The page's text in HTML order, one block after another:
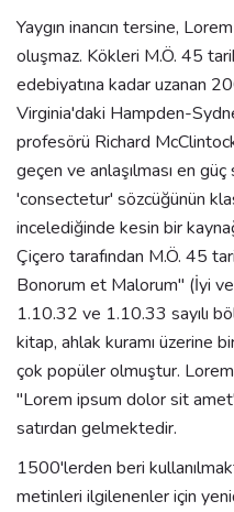
Yaygın inancın tersine,
oluşmaz. Kökleri M.Ö. 45
edebiyatına kadar uzanan
Virginia'daki Hampden-
profesörü Richard
geçen ve anlaşılması en
'consectetur' sözcüğünün
incelediğinde kesin bir
Çiçero tarafından M.Ö. 45
Bonorum et Malorum" (İyi ve
1.10.32 ve 1.10.33 sayılı
kitap, ahlak kuramı üzerine
çok popüler olmuştur. Lorem
"Lorem ipsum dolor sit
satırdan gelmektedir.
1500'lerden beri
metinleri ilgilenenler için